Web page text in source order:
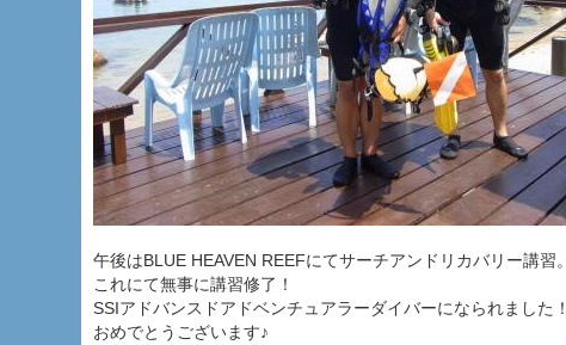
午後はBLUE HEAVEN REEFにてサーチアンドリカバリー講習。
これにて無事に講習修了！
SSIアドバンスドアドベンチュアラーダイバーになられました！
おめでとうございます♪